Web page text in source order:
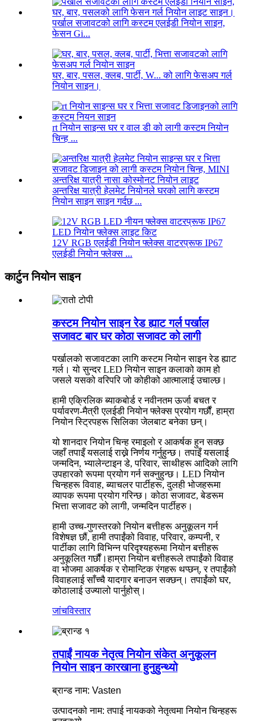
पर्खाल सजावटको लागि कस्टम एलईडी नियोन साइन,
फेसन Gi...
घर, बार, पसल, क्लब, पार्टी, W... को लागि फेसअप गर्ल
नियोन साइन।
rt नियोन साइन्स घर र वाल डी को लागी कस्टम नियोन
चिन्ह ...
अन्तरिक्ष यात्री हेलमेट नियोनले घरको लागि कस्टम
नियोन साइन साइन गर्दछ ...
12V RGB एलईडी नियोन फ्लेक्स वाटरप्रूफ IP67
एलईडी नियोन फ्लेक्स ...
कार्टुन नियोन साइन
कस्टम नियोन साइन रेड ह्याट गर्ल पर्खाल
सजावट बार घर कोठा सजावट को लागी
पर्खालको सजावटका लागि कस्टम नियोन साइन रेड ह्याट
गर्ल। यो सुन्दर LED नियोन साइन कलाको काम हो
जसले यसको वरिपरि जो कोहीको आत्मालाई उचाल्छ।
हामी एक्रिलिक ब्याकबोर्ड र नवीनतम ऊर्जा बचत र
पर्यावरण-मैत्री एलईडी नियोन फ्लेक्स प्रयोग गर्छौं, हाम्रा
नियोन स्ट्रिपहरू सिलिका जेलबाट बनेका छन्।
यो शानदार नियोन चिन्ह रमाइलो र आकर्षक हुन सक्छ
जहाँ तपाइँ यसलाई राख्ने निर्णय गर्नुहुन्छ। तपाइँ यसलाई
जन्मदिन, भ्यालेन्टाइन डे, परिवार, साथीहरू आदिको लागि
उपहारको रूपमा प्रयोग गर्न सक्नुहुन्छ। LED नियोन
चिन्हहरू विवाह, ब्याचलर पार्टीहरू, दुलही भोजहरूमा
व्यापक रूपमा प्रयोग गरिन्छ। कोठा सजावट, बेडरूम
भित्ता सजावट को लागी, जन्मदिन पार्टीहरु।
हामी उच्च-गुणस्तरको नियोन बत्तीहरू अनुकूलन गर्न
विशेषज्ञ छौं, हामी तपाईंको विवाह, परिवार, कम्पनी, र
पार्टीका लागि विभिन्न परिदृश्यहरूमा नियोन बत्तीहरू
अनुकूलित गर्छौं।हाम्रा नियोन बत्तीहरूले तपाईंको विवाह
वा भोजमा आकर्षक र रोमान्टिक रंगहरू थप्छन्, र तपाईंको
विवाहलाई साँच्चै यादगार बनाउन सक्छन्। तपाईंको घर,
कोठालाई उज्यालो पार्नुहोस्।
जांचविस्तार
तपाईं नायक नेतृत्व नियोन संकेत अनुकूलन
नियोन साइन कारखाना हुनुहुन्थ्यो
ब्रान्ड नाम: Vasten
उत्पादनको नाम: तपाई नायकको नेतृत्वमा नियोन चिन्हहरू